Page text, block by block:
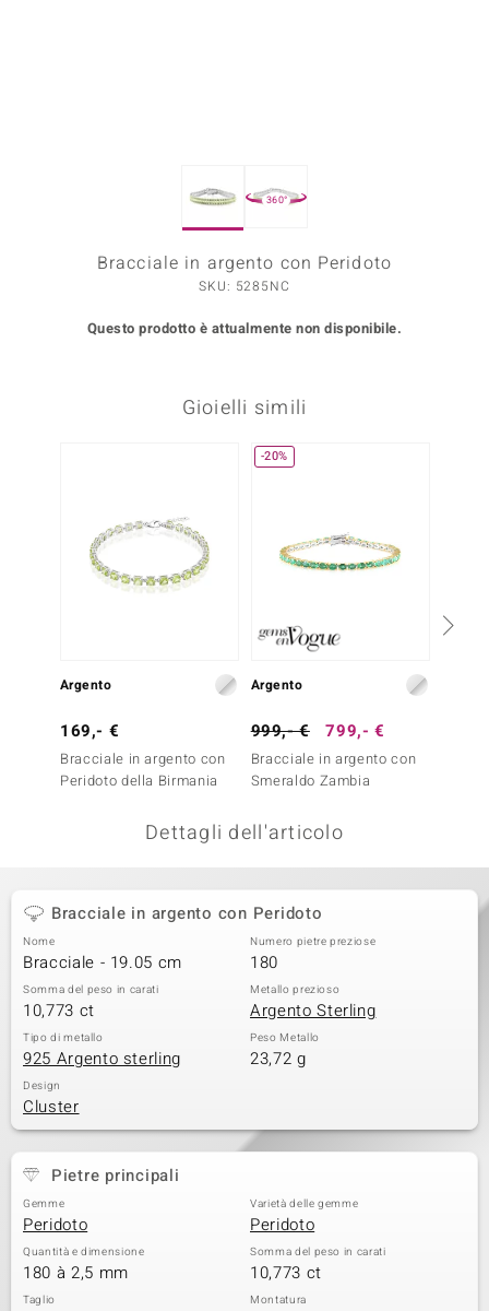
by de Melo
Classics
360°
Bracciale in argento con Peridoto
SKU: 5285NC
Questo prodotto è attualmente non disponibile.
Gioielli simili
Argento
169,- €
Bracciale in argento con
Peridoto della Birmania
-20%
Argento
999,- € 799,- €
Bracciale in argento con
Smeraldo Zambia
Dettagli dell'articolo
Bracciale in argento con Peridoto
Nome
Bracciale - 19.05 cm
Numero pietre preziose
180
Somma del peso in carati
10,773 ct
Metallo prezioso
Argento Sterling
Tipo di metallo
925 Argento sterling
Peso Metallo
23,72 g
Design
Cluster
Pietre principali
Gemme
Peridoto
Varietà delle gemme
Peridoto
Quantità e dimensione
180 à 2,5 mm
Somma del peso in carati
10,773 ct
Taglio Montatura